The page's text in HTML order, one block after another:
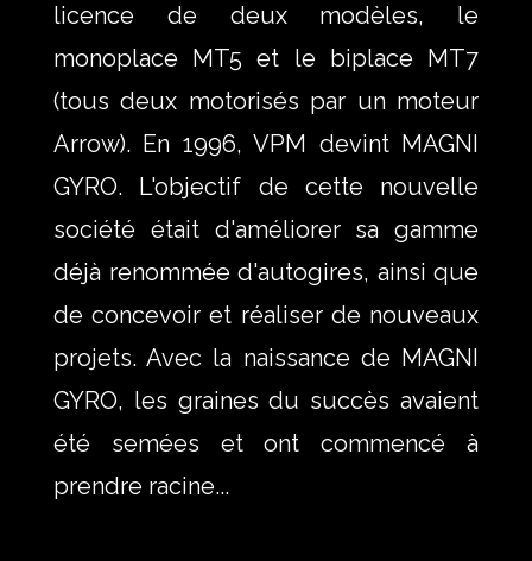
licence de deux modèles, le
monoplace MT5 et le biplace MT7
(tous deux motorisés par un moteur
Arrow). En 1996, VPM devint MAGNI
GYRO. L'objectif de cette nouvelle
société était d'améliorer sa gamme
déjà renommée d'autogires, ainsi que
de concevoir et réaliser de nouveaux
projets. Avec la naissance de MAGNI
GYRO, les graines du succès avaient
été semées et ont commencé à
prendre racine...